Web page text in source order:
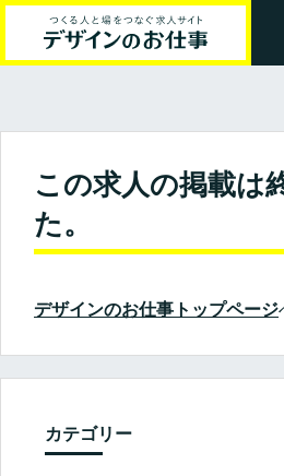
この求人の掲載は
た。
デザインのお仕事トップページ
カテゴリー